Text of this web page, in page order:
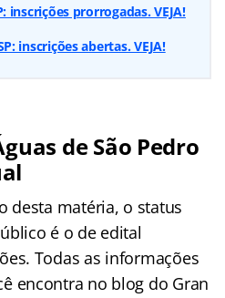
inscrições prorrogadas. VEJA!
inscrições abertas. VEJA!
de São Pedro
desta matéria, o status
é o de edital
Todas as informações
encontra no blog do Gran